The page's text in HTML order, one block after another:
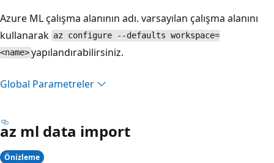
Azure ML çalışma alanının adı. varsayılan çalışma alanını
kullanarak az configure --defaults workspace=
<name>yapılandırabilirsiniz.
Global Parametreler
az ml data import
Önizleme